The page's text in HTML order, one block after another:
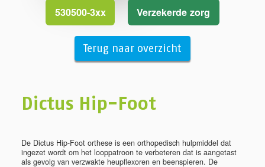
530500-3xx Verzekerde zorg
Terug naar overzicht
Dictus Hip-Foot
De Dictus Hip-Foot orthese is een orthopedisch hulpmiddel dat
ingezet wordt om het looppatroon te verbeteren dat is aangetast
als gevolg van verzwakte heupflexoren en beenspieren. De